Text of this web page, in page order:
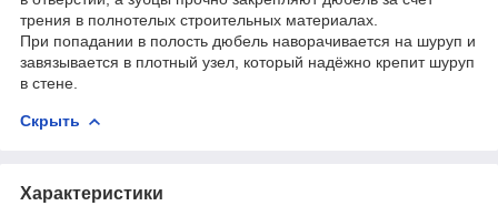
трения в полнотелых строительных материалах.
При попадании в полость дюбель наворачивается на шуруп и
завязывается в плотный узел, который надёжно крепит шуруп
в стене.
Скрыть
Характеристики